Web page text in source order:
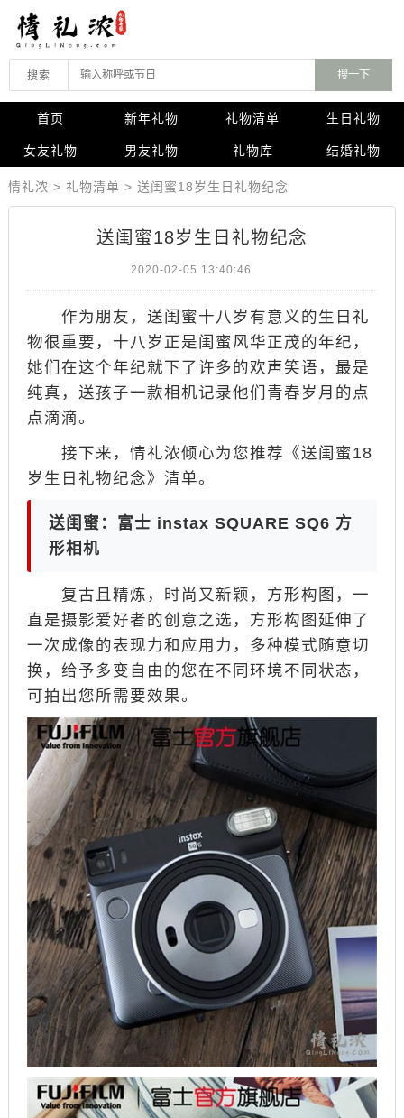
搜索
首页 新年礼物 礼物清单 生日礼物
女友礼物 男友礼物 礼物库 结婚礼物
情礼浓 > 礼物清单 > 送闺蜜18岁生日礼物纪念
送闺蜜18岁生日礼物纪念
2020-02-05 13:40:46
作为朋友，送闺蜜十八岁有意义的生日礼
物很重要，十八岁正是闺蜜风华正茂的年纪，
她们在这个年纪就下了许多的欢声笑语，最是
纯真，送孩子一款相机记录他们青春岁月的点
点滴滴。
接下来，情礼浓倾心为您推荐《送闺蜜18
岁生日礼物纪念》清单。
送闺蜜：富士 instax SQUARE SQ6 方
形相机
复古且精炼，时尚又新颖，方形构图，一
直是摄影爱好者的创意之选，方形构图延伸了
一次成像的表现力和应用力，多种模式随意切
换，给予多变自由的您在不同环境不同状态，
可拍出您所需要效果。